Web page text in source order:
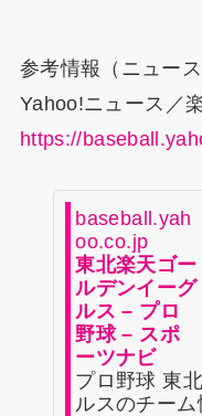
参考情報（ニュース
Yahoo!ニュース／
https://
baseball.yah
oo.co.jp
東北楽天ゴー
ルデンイーグ
ルス – プロ
野球 – スポ
ーツナビ
プロ野球 東
ルスのチーム